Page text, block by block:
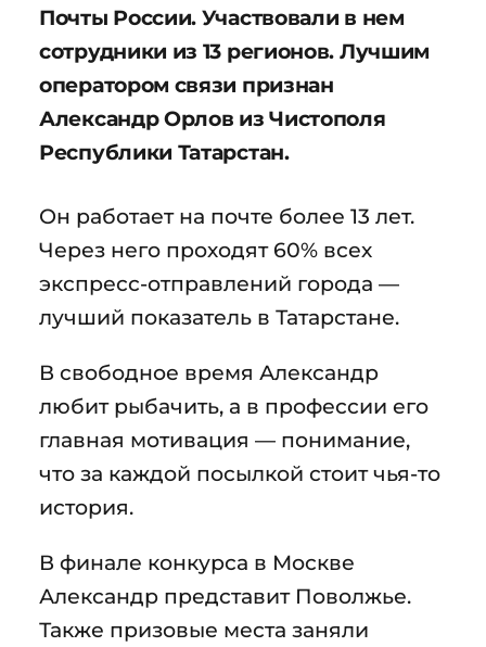
Почты России. Участвовали в нем
сотрудники из 13 регионов. Лучшим
оператором связи признан
Александр Орлов из Чистополя
Республики Татарстан.
Он работает на почте более 13 лет.
Через него проходят 60% всех
экспресс-отправлений города —
лучший показатель в Татарстане.
В свободное время Александр
любит рыбачить, а в профессии его
главная мотивация — понимание,
что за каждой посылкой стоит чья-то
история.
В финале конкурса в Москве
Александр представит Поволжье.
Также призовые места заняли